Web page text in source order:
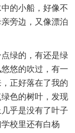
的小船，好像不
旁边，又像漂泊
绿的，有还是绿
悠的吹过，有一
正好落在了我的
色的树叶，发现
乎是没有了叶子
校里还有白杨